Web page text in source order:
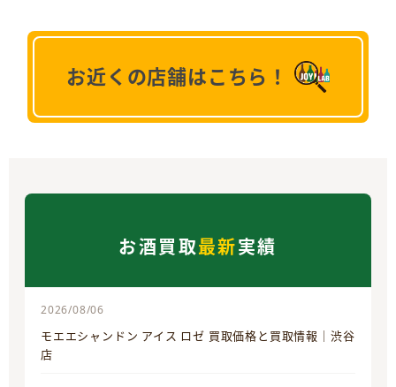
お近くの店舗はこちら！
お酒買取最新実績
2026/08/06
モエエシャンドン アイス ロゼ 買取価格と買取情報｜渋谷
店